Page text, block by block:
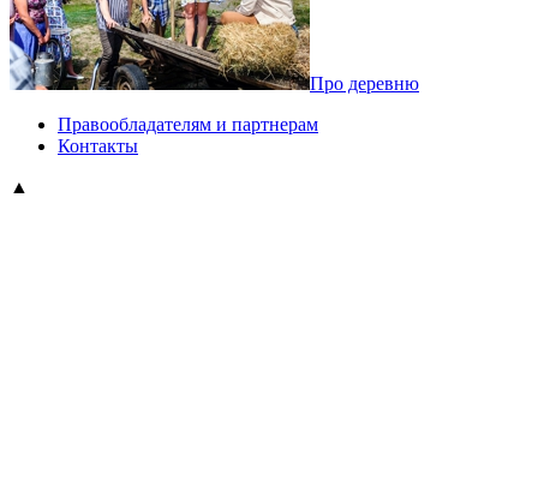
Про деревню
Правообладателям и партнерам
Контакты
▲